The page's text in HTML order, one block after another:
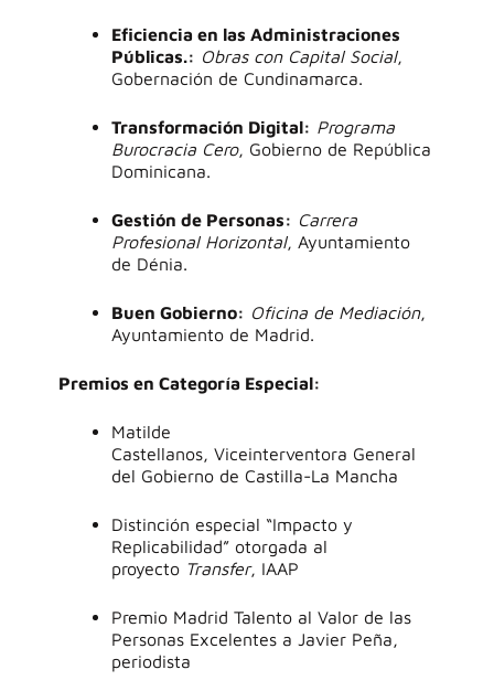
Eficiencia en las Administraciones
Públicas.: Obras con Capital Social,
Gobernación de Cundinamarca.
Transformación Digital: Programa
Burocracia Cero, Gobierno de República
Dominicana.
Gestión de Personas: Carrera
Profesional Horizontal, Ayuntamiento
de Dénia.
Buen Gobierno: Oficina de Mediación,
Ayuntamiento de Madrid.
Premios en Categoría Especial:
Matilde
Castellanos, Viceinterventora General
del Gobierno de Castilla-La Mancha
Distinción especial “Impacto y
Replicabilidad” otorgada al
proyecto Transfer, IAAP
Premio Madrid Talento al Valor de las
Personas Excelentes a Javier Peña,
periodista